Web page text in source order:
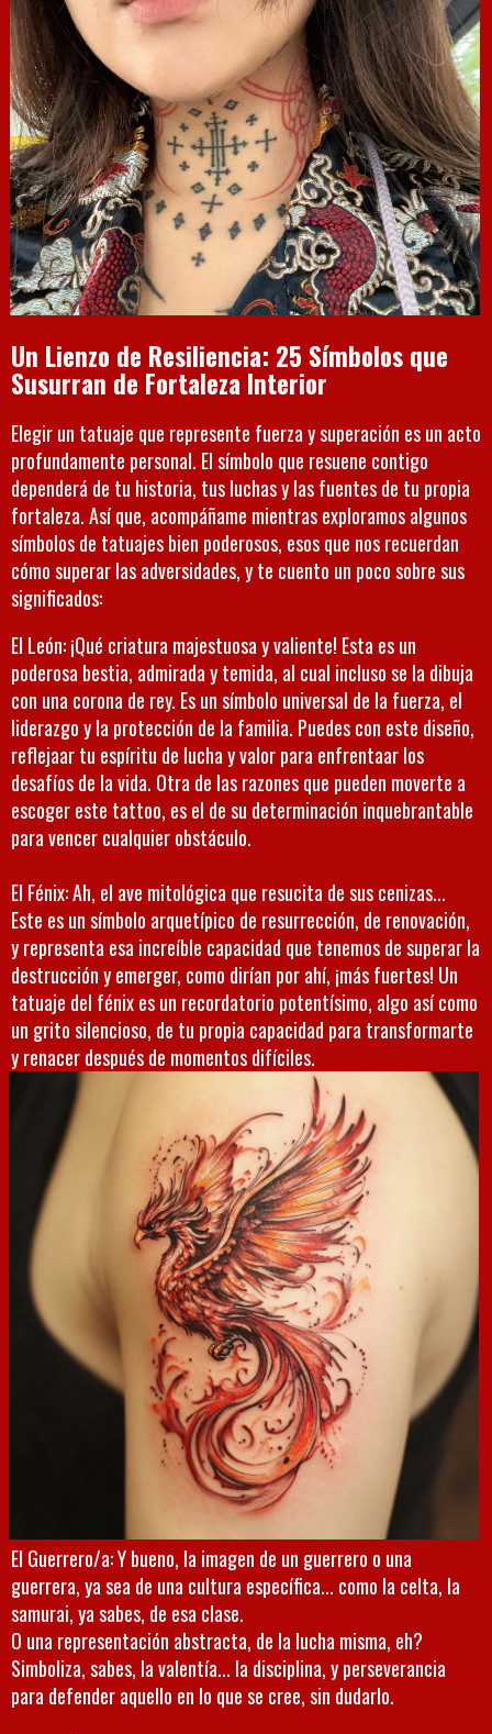
Un Lienzo de Resiliencia: 25 Símbolos que
Susurran de Fortaleza Interior
Elegir un tatuaje que represente fuerza y superación es un acto
profundamente personal. El símbolo que resuene contigo
dependerá de tu historia, tus luchas y las fuentes de tu propia
fortaleza. Así que, acompáñame mientras exploramos algunos
símbolos de tatuajes bien poderosos, esos que nos recuerdan
cómo superar las adversidades, y te cuento un poco sobre sus
significados:
El León: ¡Qué criatura majestuosa y valiente! Esta es un
poderosa bestia, admirada y temida, al cual incluso se la dibuja
con una corona de rey. Es un símbolo universal de la fuerza, el
liderazgo y la protección de la familia. Puedes con este diseño,
reflejaar tu espíritu de lucha y valor para enfrentaar los
desafíos de la vida. Otra de las razones que pueden moverte a
escoger este tattoo, es el de su determinación inquebrantable
para vencer cualquier obstáculo.
El Fénix: Ah, el ave mitológica que resucita de sus cenizas...
Este es un símbolo arquetípico de resurrección, de renovación,
y representa esa increíble capacidad que tenemos de superar la
destrucción y emerger, como dirían por ahí, ¡más fuertes! Un
tatuaje del fénix es un recordatorio potentísimo, algo así como
un grito silencioso, de tu propia capacidad para transformarte
y renacer después de momentos difíciles.
El Guerrero/a: Y bueno, la imagen de un guerrero o una
guerrera, ya sea de una cultura específica... como la celta, la
samurai, ya sabes, de esa clase.
O una representación abstracta, de la lucha misma, eh?
Simboliza, sabes, la valentía... la disciplina, y perseverancia
para defender aquello en lo que se cree, sin dudarlo.